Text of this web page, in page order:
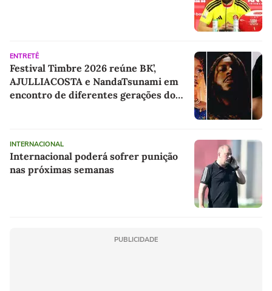
ENTRETÊ
Festival Timbre 2026 reúne BK’,
AJULLIACOSTA e NandaTsunami em
encontro de diferentes gerações do
INTERNACIONAL
Internacional poderá sofrer punição
nas próximas semanas
PUBLICIDADE